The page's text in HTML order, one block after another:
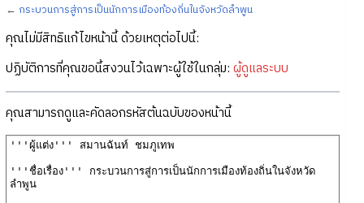
← กระบวนการสู่การเป็นนักการเมืองท้องถิ่นในจังหวัดลำพูน
คุณไม่มีสิทธิแก้ไขหน้านี้ ด้วยเหตุต่อไปนี้:
ปฏิบัติการที่คุณขอนี้สงวนไว้เฉพาะผู้ใช้ในกลุ่ม: ผู้ดูแลระบบ
คุณสามารถดูและคัดลอกรหัสต้นฉบับของหน้านี้